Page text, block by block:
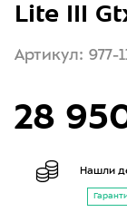
Lite III
Артикул: 977-
28
Нашли